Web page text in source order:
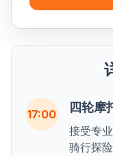
17:00 四轮摩
接受专
骑行探